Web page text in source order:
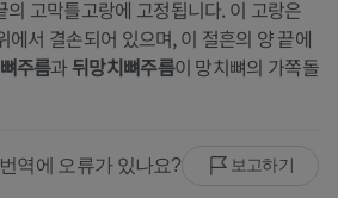
의 고막틀고랑에 고정됩니다. 이 고랑은
에서 결손되어 있으며, 이 절흔의 양 끝에
주름과 뒤망치뼈주름이 망치뼈의 가쪽돌
역에 오류가 있나요? 보고하기